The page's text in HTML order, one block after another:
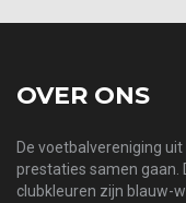
OVER ONS
De voetbalvereniging
prestaties samen gaan.
clubkleuren zijn blauw-